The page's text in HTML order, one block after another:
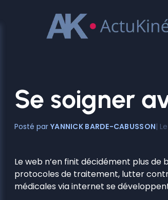
Se soigner
YANNICK BARDE-CABUSSON
Le web n’en finit décidément plus
protocoles de traitement, lutter
médicales via internet se